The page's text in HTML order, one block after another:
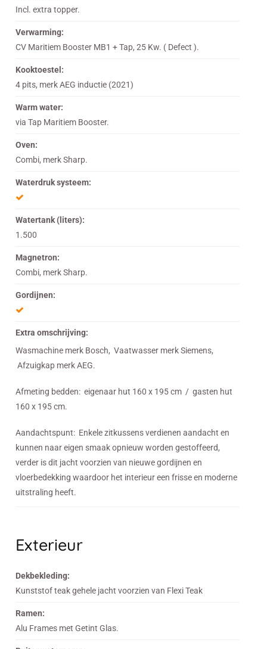
Incl. extra topper.
Verwarming:
CV Maritiem Booster MB1 + Tap, 25 Kw. ( Defect ).
Kooktoestel:
4 pits, merk AEG inductie (2021)
Warm water:
via Tap Maritiem Booster.
Oven:
Combi, merk Sharp.
Waterdruk systeem:
Watertank (liters):
1.500
Magnetron:
Combi, merk Sharp.
Gordijnen:
Extra omschrijving:
Wasmachine merk Bosch, Vaatwasser merk Siemens,
Afzuigkap merk AEG.
Afmeting bedden: eigenaar hut 160 x 195 cm / gasten hut
160 x 195 cm.
Aandachtspunt: Enkele zitkussens verdienen aandacht en
kunnen naar eigen smaak opnieuw worden gestoffeerd,
verder is dit jacht voorzien van nieuwe gordijnen en
vloerbedekking waardoor het interieur een frisse en moderne
uitstraling heeft.
Exterieur
Dekbekleding:
Kunststof teak gehele jacht voorzien van Flexi Teak
Ramen:
Alu Frames met Getint Glas.